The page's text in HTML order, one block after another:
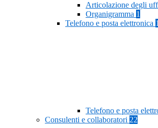
Articolazione degli
Organigramma 1
Telefono e posta elettronica 1
Telefono e posta
Consulenti e collaboratori 22